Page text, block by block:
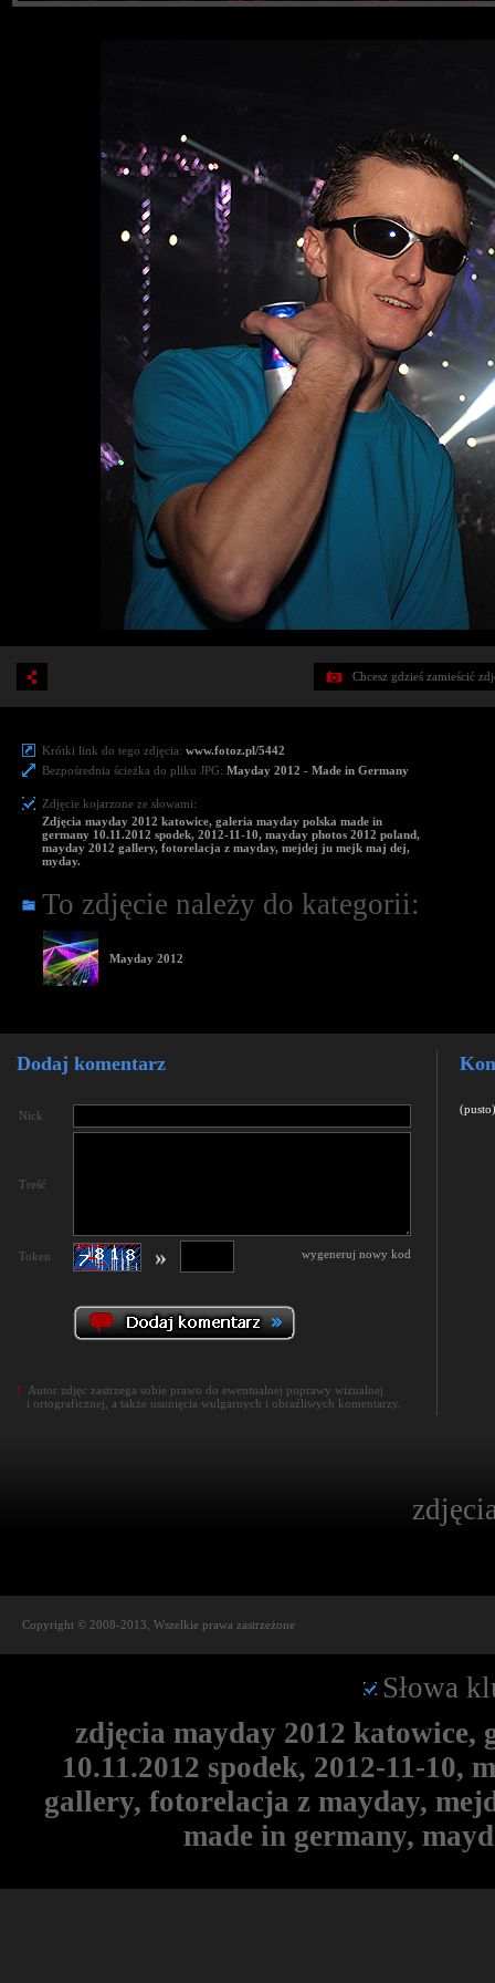
Chcesz gdzieś zamieścić
Krótki link do tego zdjęcia: www.fotoz.pl/5442
Bezpośrednia ścieżka do pliku JPG: Mayday 2012 - Made in Germany
Zdjęcie kojarzone ze słowami:
Zdjęcia mayday 2012 katowice, galeria mayday polska made in
germany 10.11.2012 spodek, 2012-11-10, mayday photos 2012 poland,
mayday 2012 gallery, fotorelacja z mayday, mejdej ju mejk maj dej,
myday.
To zdjęcie należy do kategorii:
Mayday 2012
Dodaj komentarz
Nick
Treść
Token wygeneruj nowy kod
»
! Autor zdjęc zastrzega sobie prawo do ewentualnej poprawy wizualnej
i ortograficznej, a także usunięcia wulgarnych i obraźliwych komentarzy.
(pusto)
Copyright © 2008-2013, Wszelkie prawa zastrzeżone
Słowa
zdjęcia mayday 2012 katowice,
10.11.2012 spodek, 2012-11-10,
gallery, fotorelacja z mayday,
made in germany,